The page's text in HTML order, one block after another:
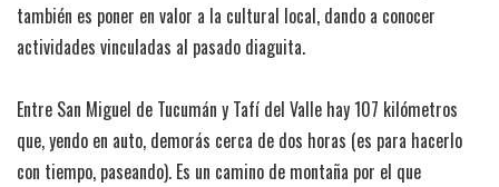
también es poner en valor a la cultural local, dando a conocer
actividades vinculadas al pasado diaguita.
Entre San Miguel de Tucumán y Tafí del Valle hay 107 kilómetros
que, yendo en auto, demorás cerca de dos horas (es para hacerlo
con tiempo, paseando). Es un camino de montaña por el que